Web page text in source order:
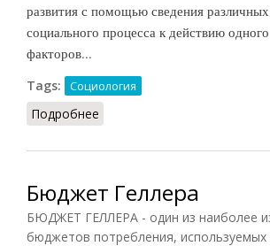
развития с помощью сведения
социального процесса к действию
факторов...
Tags: Социология
Подробнее
Бюджет Геллера
БЮДЖЕТ ГЕЛЛЕРА - один из наиболее
бюджетов потребления,